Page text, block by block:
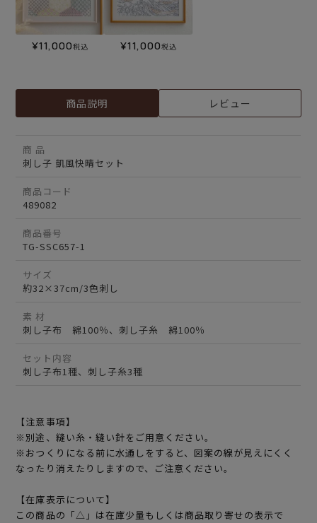
¥11,000税込 ¥11,000税込
商品説明 レビュー
商 品
刺し子 凱風快晴セット
商品コード
489082
商品番号
TG-SSC657-1
サイズ
約32×37cm/3色刺し
素 材
刺し子布 綿100％、刺し子糸 綿100％
セット内容
刺し子布1種、刺し子糸3種
【注意事項】
※別途、縫い糸・縫い針をご用意ください。
※おつくりになる前に水通しをすると、図案の線が見えにくく
なったり消えたりしますので、ご注意ください。
【在庫表示について】
この商品の「△」は在庫少量もしくは商品取り寄せの表示で